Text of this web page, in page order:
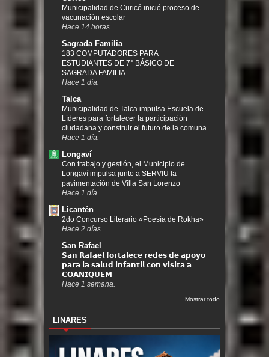
Municipalidad de Curicó inició proceso de
vacunación escolar
Hace 14 horas.
Sagrada Familia
183 COMPUTADORES PARA
ESTUDIANTES DE 7° BÁSICO DE
SAGRADA FAMILIA
Hace 1 día.
Talca
Municipalidad de Talca impulsa Escuela de
Líderes para fortalecer la participación
ciudadana y construir el futuro de la comuna
Hace 1 día.
Longaví
Con trabajo y gestión, el Municipio de
Longaví impulsa junto a SERVIU la
pavimentación de Villa San Lorenzo
Hace 1 día.
Licantén
2do Concurso Literario «Poesía de Rokha»
Hace 2 días.
San Rafael
𝗦𝗮𝗻 𝗥𝗮𝗳𝗮𝗲𝗹 𝗳𝗼𝗿𝘁𝗮𝗹𝗲𝗰𝗲 𝗿𝗲𝗱𝗲𝘀 𝗱𝗲 𝗮𝗽𝗼𝘆𝗼
𝗽𝗮𝗿𝗮 𝗹𝗮 𝘀𝗮𝗹𝘂𝗱 𝗶𝗻𝗳𝗮𝗻𝘁𝗶𝗹 𝗰𝗼𝗻 𝘃𝗶𝘀𝗶𝘁𝗮 𝗮
𝗖𝗢𝗔𝗡𝗜𝗤𝗨𝗘𝗠
Hace 1 semana.
Mostrar todo
LINARES